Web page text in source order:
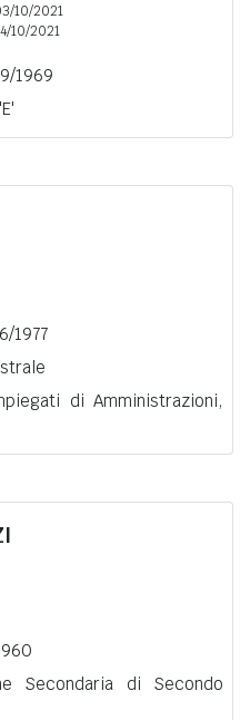
10/2021
10/2021
1969
1977
di Amministrazioni,
Secondaria di Secondo